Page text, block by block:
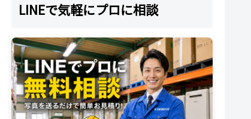
LINEで気軽にプロに相談